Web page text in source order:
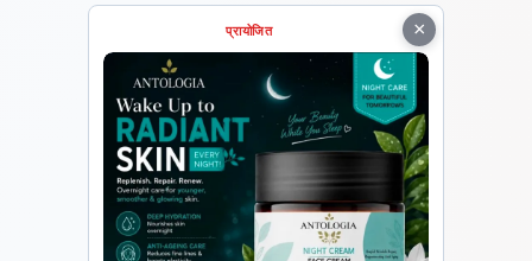
×
प्रायोजित